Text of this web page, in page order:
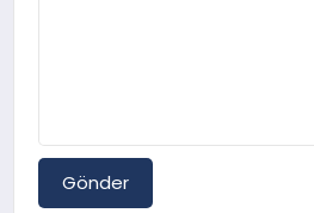
Gönder